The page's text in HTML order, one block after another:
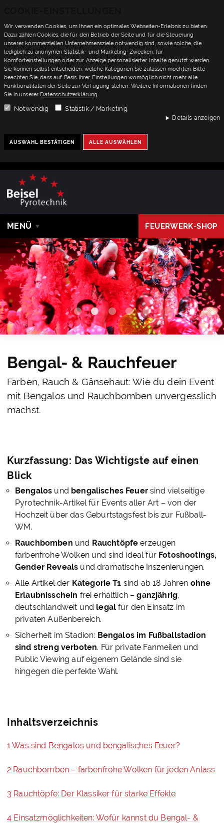
Wir verwenden Cookies, um Ihnen ein optimales Webseiten-Erlebnis zu bieten.
Dazu zählen Cookies, die für den Betrieb der Seite und für die Steuerung
unserer kommerziellen Unternehmensziele notwendig sind, sowie solche, die
lediglich zu anonymen Statistik- und Marketing-Zwecken, für
Komforteinstellungen oder zur Anzeige personalisierter Inhalte genutzt werden.
Sie können selbst entscheiden, welche Kategorien Sie zulassen möchten. Bitte
beachten Sie, dass auf Basis Ihrer Einstellungen womöglich nicht mehr alle
Funktionalitäten der Seite zur Verfügung stehen. Weitere Informationen finden
Sie in unserer Datenschutzerklärung.
Notwendig Statistik / Marketing
Details anzeigen
AUSWAHL BESTÄTIGEN ALLE AUSWÄHLEN
MENÜ FEUERWERK-SHOP
Bengal- & Rauchfeuer
Farben, Rauch & Gänsehaut: Wie du dein Event
mit Bengalos und Rauchbomben unvergesslich
machst.
Kurzfassung: Das Wichtigste auf einen
Blick
Bengalos und bengalisches Feuersind vielseitige
Pyrotechnik-Artikel für Events aller Art – von der
Hochzeit über das Geburtstagsfest bis zur Fußball-
WM.
Rauchbomben und Rauchtöpfeerzeugen
farbenfrohe Wolken und sind ideal für Fotoshootings,
Gender Reveals und dramatische Inszenierungen.
Alle Artikel der Kategorie T1 sind ab 18 Jahren ohne
Erlaubnisschein frei erhältlich –ganzjährig,
deutschlandweit und legalfür den Einsatz im
privaten Außenbereich.
Sicherheit im Stadion: Bengalos im Fußballstadion
sind streng verboten. Für private Fanmeilen und
Public Viewing auf eigenem Gelände sind sie
hingegen die perfekte Wahl.
Inhaltsverzeichnis
1 Was sind Bengalos und bengalisches Feuer?
2 Rauchbomben – farbenfrohe Wolken für jeden Anlass
3 Rauchtöpfe: Der Klassiker für starke Effekte
4 Einsatzmöglichkeiten: Wofür kannst du Bengal- &